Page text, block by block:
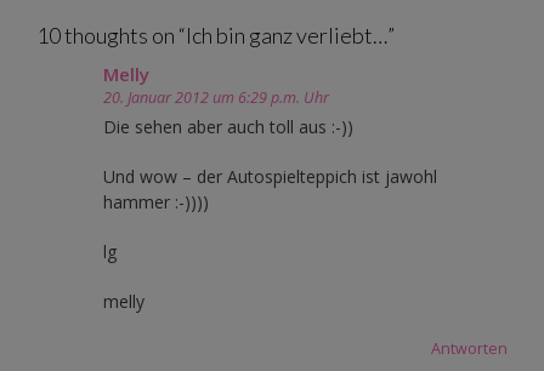
10 thoughts on “Ich bin ganz verliebt…”
Melly
20. Januar 2012 um 6:29 p.m. Uhr
Die sehen aber auch toll aus :-))
Und wow – der Autospielteppich ist jawohl
hammer :-))))
lg
melly
Antworten